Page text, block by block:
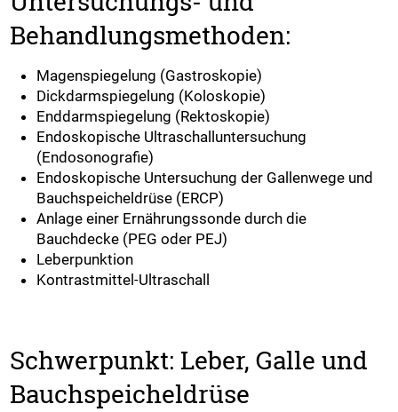
Behandlungsmethoden:
Magenspiegelung (Gastroskopie)
Dickdarmspiegelung (Koloskopie)
Enddarmspiegelung (Rektoskopie)
Endoskopische Ultraschalluntersuchung
(Endosonografie)
Endoskopische Untersuchung der Gallenwege und
Bauchspeicheldrüse (ERCP)
Anlage einer Ernährungssonde durch die
Bauchdecke (PEG oder PEJ)
Leberpunktion
Kontrastmittel-Ultraschall
Schwerpunkt: Leber, Galle und
Bauchspeicheldrüse